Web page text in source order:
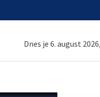
Dnes je 6. august